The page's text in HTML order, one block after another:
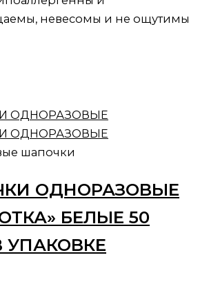
невесомы и не ощутимы
шапочки
ОДНОРАЗОВЫЕ
БЕЛЫЕ 50
УПАКОВКЕ